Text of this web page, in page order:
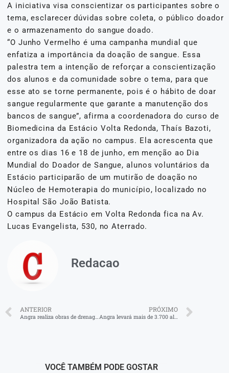
A iniciativa visa conscientizar os participantes sobre o
tema, esclarecer dúvidas sobre coleta, o público doador
e o armazenamento do sangue doado.
“O Junho Vermelho é uma campanha mundial que
enfatiza a importância da doação de sangue. Essa
palestra tem a intenção de reforçar a conscientização
dos alunos e da comunidade sobre o tema, para que
esse ato se torne permanente, pois é o hábito de doar
sangue regularmente que garante a manutenção dos
bancos de sangue”, afirma a coordenadora do curso de
Biomedicina da Estácio Volta Redonda, Thaís Bazoti,
organizadora da ação no campus. Ela acrescenta que
entre os dias 16 e 18 de junho, em menção ao Dia
Mundial do Doador de Sangue, alunos voluntários da
Estácio participarão de um mutirão de doação no
Núcleo de Hemoterapia do município, localizado no
Hospital São João Batista.
O campus da Estácio em Volta Redonda fica na Av.
Lucas Evangelista, 530, no Aterrado.
Redacao
ANTERIOR
Angra realiza obras de drenagem e pavimentação no Parque Mambucaba
PRÓXIMO
Angra levará mais de 3.700 alunos e 1.600 profissionais da educação à Bienal do Livro 2025
VOCÊ TAMBÉM PODE GOSTAR